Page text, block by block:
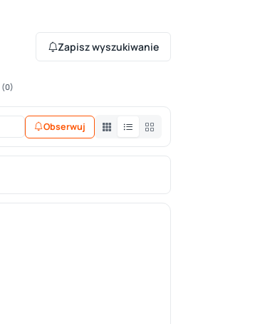
Zapisz wyszukiwanie
(0)
Obserwuj